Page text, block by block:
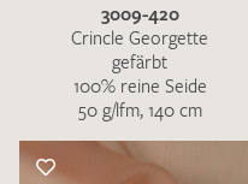
3009-420
Crincle Georgette
gefärbt
100% reine Seide
50 g/lfm, 140 cm